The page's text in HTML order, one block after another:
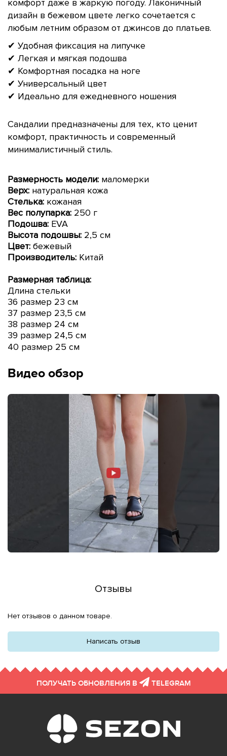
комфорт даже в жаркую погоду. Лаконичный
дизайн в бежевом цвете легко сочетается с
любым летним образом от джинсов до платьев.
✔ Удобная фиксация на липучке
✔ Легкая и мягкая подошва
✔ Комфортная посадка на ноге
✔ Универсальный цвет
✔ Идеально для ежедневного ношения
Сандалии предназначены для тех, кто ценит
комфорт, практичность и современный
минималистичный стиль.
Размерность модели: маломерки
Верх: натуральная кожа
Стелька: кожаная
Вес полупарка: 250 г
Подошва: EVA
Высота подошвы: 2,5 см
Цвет: бежевый
Производитель: Китай
Размерная таблица:
Длина стельки
36 размер 23 см
37 размер 23,5 см
38 размер 24 см
39 размер 24,5 см
40 размер 25 см
Видео обзор
Отзывы
Нет отзывов о данном товаре.
Написать отзыв
ПОЛУЧАТЬ ОБНОВЛЕНИЯ В TELEGRAM